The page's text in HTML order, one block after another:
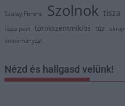
Szalay Ferenc Szolnok tisza
tisza part törökszentmiklós tűz
önkormányzat
Nézd és hallgasd velünk!